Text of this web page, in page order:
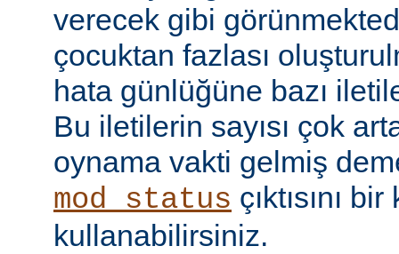
verecek gibi
çocuktan fazlası
hata günlüğüne bazı
Bu iletilerin sayısı çok
oynama vakti gelmiş
mod_status çıktısını
kullanabilirsiniz.